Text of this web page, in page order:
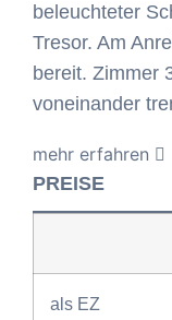
beleuchteter
Tresor. Am
bereit. Zimmer
voneinander
PREISE
als EZ